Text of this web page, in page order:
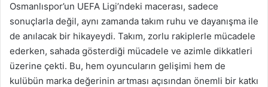
Osmanlıspor’un UEFA Ligi’ndeki macerası, sadece
sonuçlarla değil, aynı zamanda takım ruhu ve dayanışma ile
de anılacak bir hikayeydi. Takım, zorlu rakiplerle mücadele
ederken, sahada gösterdiği mücadele ve azimle dikkatleri
üzerine çekti. Bu, hem oyuncuların gelişimi hem de
kulübün marka değerinin artması açısından önemli bir katkı